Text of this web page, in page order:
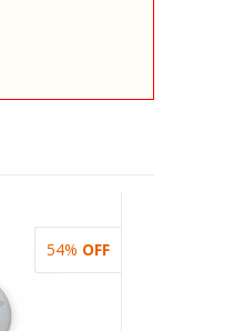
54% OFF